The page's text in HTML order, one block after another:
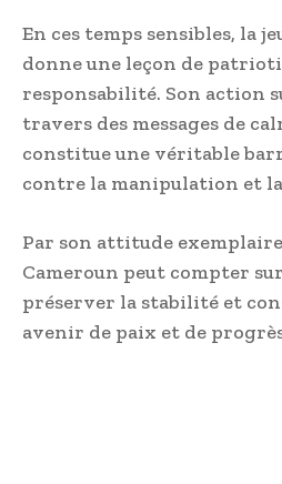
En ces temps sensibles, la
donne une leçon de
responsabilité. Son action
travers des messages de
constitue une véritable
contre la manipulation et
Par son attitude
Cameroun peut compter
préserver la stabilité et
avenir de paix et de